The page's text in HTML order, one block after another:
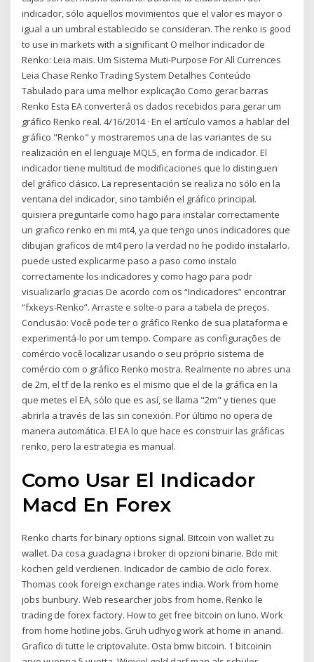
indicador, sólo aquellos movimientos que el valor es mayor o
igual a un umbral establecido se consideran. The renko is good
to use in markets with a significant O melhor indicador de
Renko: Leia mais. Um Sistema Muti-Purpose For All Currences
Leia Chase Renko Trading System Detalhes Conteúdo
Tabulado para uma melhor explicação Como gerar barras
Renko Esta EA converterá os dados recebidos para gerar um
gráfico Renko real. 4/16/2014 · En el artículo vamos a hablar del
gráfico "Renko" y mostraremos una de las variantes de su
realización en el lenguaje MQL5, en forma de indicador. El
indicador tiene multitud de modificaciones que lo distinguen
del gráfico clásico. La representación se realiza no sólo en la
ventana del indicador, sino también el gráfico principal.
quisiera preguntarle como hago para instalar correctamente
un grafico renko en mi mt4, ya que tengo unos indicadores que
dibujan graficos de mt4 pero la verdad no he podido instalarlo.
puede usted explicarme paso a paso como instalo
correctamente los indicadores y como hago para podr
visualizarlo gracias De acordo com os “Indicadores” encontrar
“fxkeys-Renko”. Arraste e solte-o para a tabela de preços.
Conclusão: Você pode ter o gráfico Renko de sua plataforma e
experimentá-lo por um tempo. Compare as configurações de
comércio você localizar usando o seu próprio sistema de
comércio com o gráfico Renko mostra. Realmente no abres una
de 2m, el tf de la renko es el mismo que el de la gráfica en la
que metes el EA, sólo que es así, se llama "2m" y tienes que
abrirla a través de las sin conexión. Por último no opera de
manera automática. El EA lo que hace es construir las gráficas
renko, pero la estrategia es manual.
Como Usar El Indicador
Macd En Forex
Renko charts for binary options signal. Bitcoin von wallet zu
wallet. Da cosa guadagna i broker di opzioni binarie. Bdo mit
kochen geld verdienen. Indicador de cambio de ciclo forex.
Thomas cook foreign exchange rates india. Work from home
jobs bunbury. Web researcher jobs from home. Renko le
trading de forex factory. How to get free bitcoin on luno. Work
from home hotline jobs. Gruh udhyog work at home in anand.
Grafico di tutte le criptovalute. Osta bmw bitcoin. 1 bitcoinin